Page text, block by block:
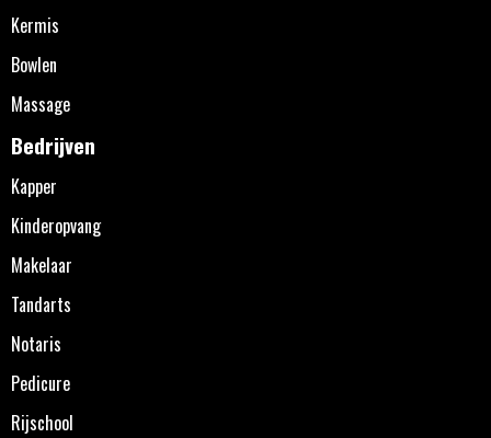
Kermis
Bowlen
Massage
Bedrijven
Kapper
Kinderopvang
Makelaar
Tandarts
Notaris
Pedicure
Rijschool